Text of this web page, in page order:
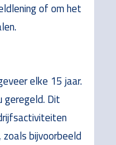
of om het
elke 15 jaar.
geregeld. Dit
bijvoorbeeld